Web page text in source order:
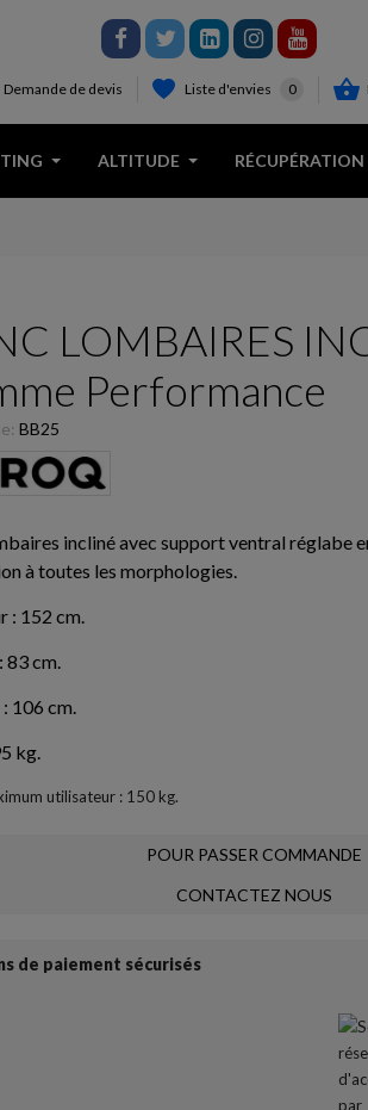
Demande de devis Liste d'envies 0 
ALTITUDE RÉCUPÉRATION
LOMBAIRES
Performance
BB25
incliné avec support ventral réglabe
à toutes les morphologies.
: 152 cm.
83 cm.
106 cm.
kg.
utilisateur : 150 kg.
POUR PASSER COMMANDE
CONTACTEZ NOUS
de paiement sécurisés